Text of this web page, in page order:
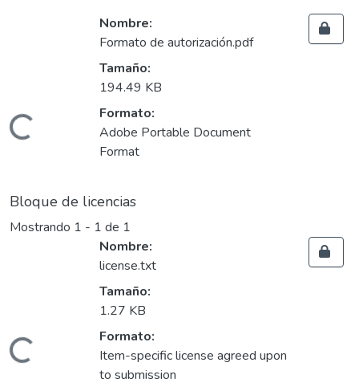
Nombre:
Formato de autorización.pdf
Tamaño:
194.49 KB
Formato:
Adobe Portable Document
Format
Bloque de licencias
Mostrando 1 - 1 de 1
Nombre:
license.txt
Tamaño:
1.27 KB
Formato:
Item-specific license agreed upon
to submission